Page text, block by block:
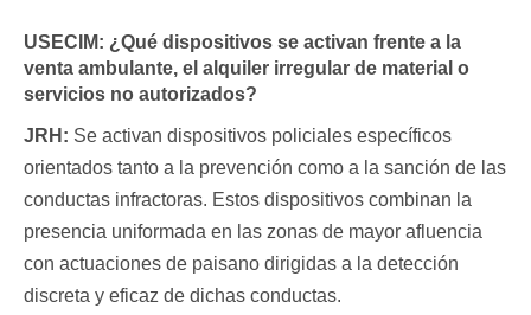
USECIM: ¿Qué dispositivos se activan frente a la
venta ambulante, el alquiler irregular de material o
servicios no autorizados?
JRH: Se activan dispositivos policiales específicos
orientados tanto a la prevención como a la sanción de las
conductas infractoras. Estos dispositivos combinan la
presencia uniformada en las zonas de mayor afluencia
con actuaciones de paisano dirigidas a la detección
discreta y eficaz de dichas conductas.